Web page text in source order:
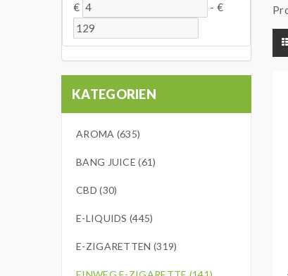
€ - €
KATEGORIEN
AROMA (635)
BANG JUICE (61)
CBD (30)
E-LIQUIDS (445)
E-ZIGARETTEN (319)